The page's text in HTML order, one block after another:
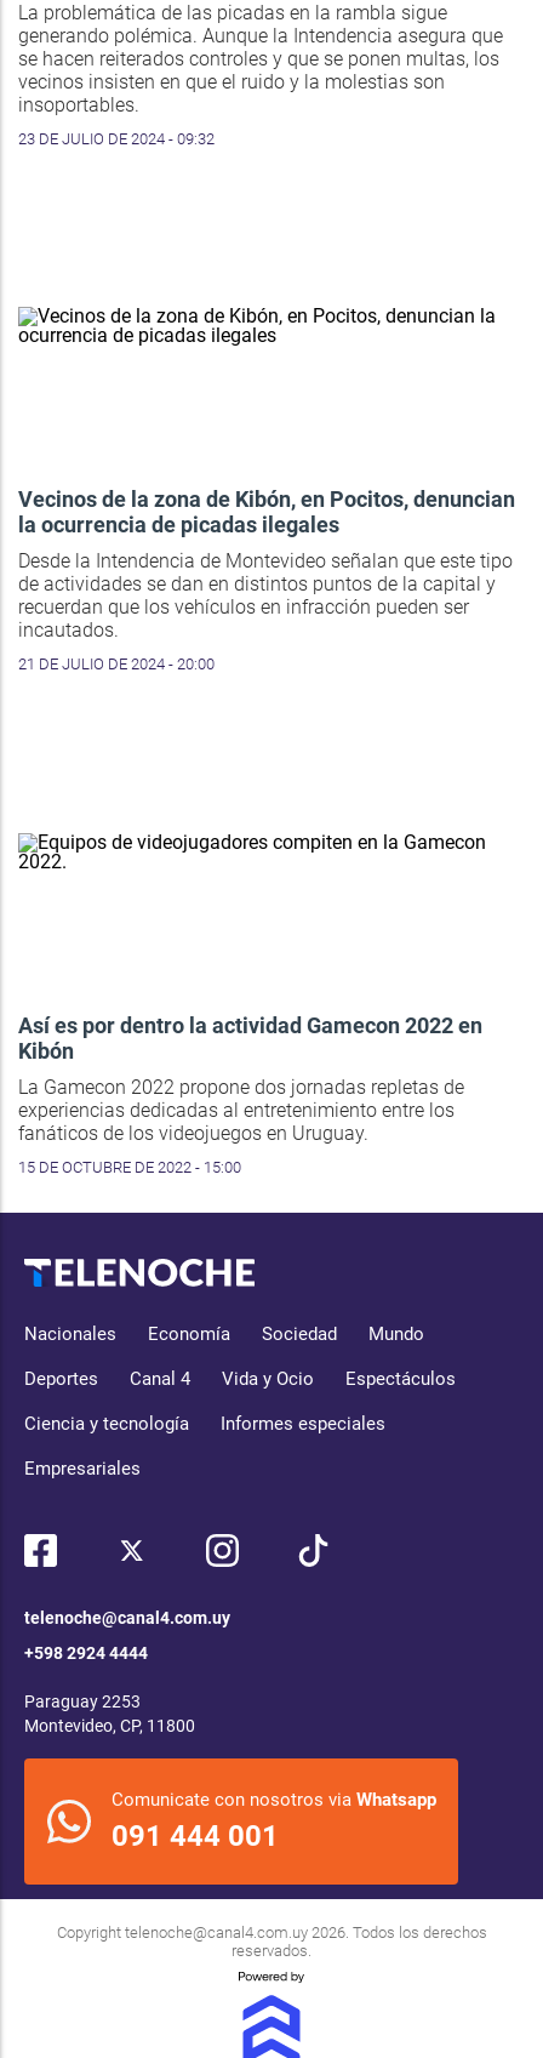
La problemática de las picadas en la rambla sigue
generando polémica. Aunque la Intendencia asegura que
se hacen reiterados controles y que se ponen multas, los
vecinos insisten en que el ruido y la molestias son
insoportables.
23 DE JULIO DE 2024 - 09:32
Vecinos de la zona de Kibón, en Pocitos, denuncian
la ocurrencia de picadas ilegales
Desde la Intendencia de Montevideo señalan que este tipo
de actividades se dan en distintos puntos de la capital y
recuerdan que los vehículos en infracción pueden ser
incautados.
21 DE JULIO DE 2024 - 20:00
Así es por dentro la actividad Gamecon 2022 en
Kibón
La Gamecon 2022 propone dos jornadas repletas de
experiencias dedicadas al entretenimiento entre los
fanáticos de los videojuegos en Uruguay.
15 DE OCTUBRE DE 2022 - 15:00
Nacionales Economía Sociedad Mundo
Deportes Canal 4 Vida y Ocio Espectáculos
Ciencia y tecnología Informes especiales
Empresariales
telenoche@canal4.com.uy
+598 2924 4444
Paraguay 2253
Montevideo, CP, 11800
Comunicate con nosotros via Whatsapp
091 444 001
Copyright telenoche@canal4.com.uy2026. Todos los derechos
reservados.